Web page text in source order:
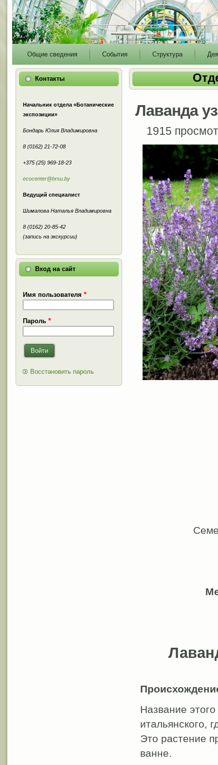
Main
menu
Общие сведения События Структура
Контакты
Начальник отдела «Ботанические
экспозиции»
Бондарь Юлия Владимировна
8 (0162) 21-72-08
+375 (25) 969-18-23
ecocenter@brsu.by
Ведущий специалист
Шималова Наталья Владимировна
8 (0162) 20-85-42
(запись на экскурсии)
Вход на сайт
Имя пользователя
Пароль
Войти
Восстановить пароль
Лаванда
1915
Название
итальянского,
Это растение
ванне.